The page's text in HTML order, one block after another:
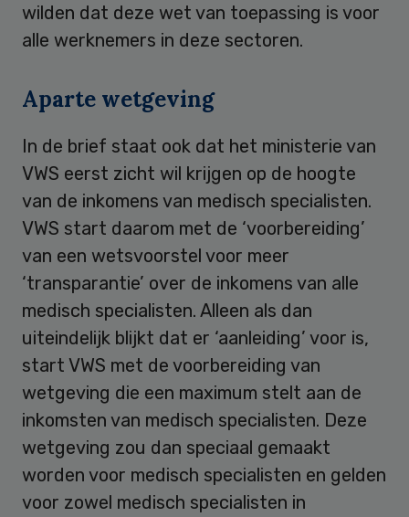
wilden dat deze wet van toepassing is voor
alle werknemers in deze sectoren.
Aparte wetgeving
In de brief staat ook dat het ministerie van
VWS eerst zicht wil krijgen op de hoogte
van de inkomens van medisch specialisten.
VWS start daarom met de ‘voorbereiding’
van een wetsvoorstel voor meer
‘transparantie’ over de inkomens van alle
medisch specialisten. Alleen als dan
uiteindelijk blijkt dat er ‘aanleiding’ voor is,
start VWS met de voorbereiding van
wetgeving die een maximum stelt aan de
inkomsten van medisch specialisten. Deze
wetgeving zou dan speciaal gemaakt
worden voor medisch specialisten en gelden
voor zowel medisch specialisten in